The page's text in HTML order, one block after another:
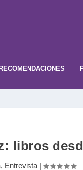
RECOMENDACIONES
libros
, Entrevista|